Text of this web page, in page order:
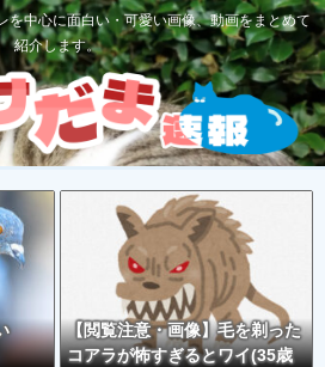
を中心に面白い・可愛い画像、動画をまとめて
紹介します。
【閲覧注意・画像】毛を剃った
コアラが怖すぎるとワイ(35歳